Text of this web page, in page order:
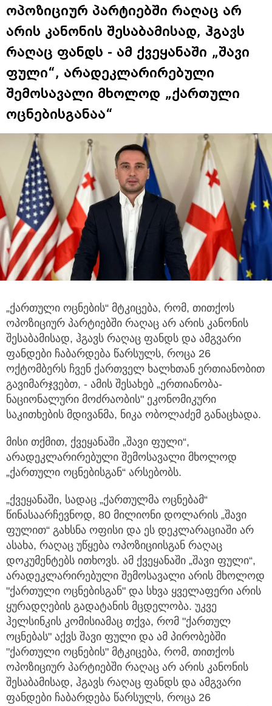
ოპოზიციურ პარტიებში რაღაც არ
არის კანონის შესაბამისად, ჰგავს
რაღაც ფანდს - ამ ქვეყანაში „შავი
ფული“, არადეკლარირებული
შემოსავალი მხოლოდ „ქართული
ოცნებისგანაა“
„ქართული ოცნების“ მტკიცება, რომ, თითქოს
ოპოზიციურ პარტიებში რაღაც არ არის კანონის
შესაბამისად, ჰგავს რაღაც ფანდს და ამგვარი
ფანდები ჩაბარდება წარსულს, როცა 26
ოქტომბერს ჩვენ ქართველ ხალხთან ერთიანობით
გავიმარჯვებთ, - ამის შესახებ „ერთიანობა-
ნაციონალური მოძრაობის" ეკონომიკური
საკითხების მდივანმა, ნიკა ობოლაძემ განაცხადა.
მისი თქმით, ქვეყანაში „შავი ფული“,
არადეკლარირებული შემოსავალი მხოლოდ
„ქართული ოცნებისგან“ არსებობს.
„ქვეყანაში, სადაც „ქართულმა ოცნებამ“
წინასაარჩევნოდ, 80 მილიონი დოლარის „შავი
ფულით“ გახსნა ოფისი და ეს დეკლარაციაში არ
ასახა, რაღაც უწყება ოპოზიციისგან რაღაც
დოკუმენტებს ითხოვს. ამ ქვეყანაში „შავი ფული“,
არადეკლარირებული შემოსავალი არის მხოლოდ
"ქართული ოცნებისგან" და სხვა ყველაფერი არის
ყურადღების გადატანის მცდელობა. უკვე
ჰელსინკის კომისიამაც თქვა, რომ "ქართულ
ოცნებას" აქვს შავი ფული და ამ პირობებში
"ქართული ოცნების" მტკიცება, რომ, თითქოს
ოპოზიციურ პარტიებში რაღაც არ არის კანონის
შესაბამისად, ჰგავს რაღაც ფანდს და ამგვარი
ფანდები ჩაბარდება წარსულს, როცა 26